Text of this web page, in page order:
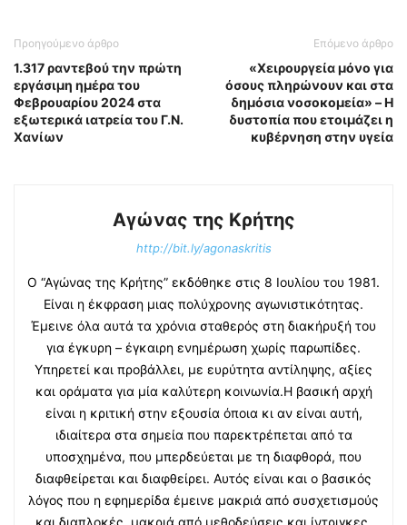
Προηγούμενο άρθρο
1.317 ραντεβού την πρώτη
εργάσιμη ημέρα του
Φεβρουαρίου 2024 στα
εξωτερικά ιατρεία του Γ.Ν.
Χανίων
Επόμενο άρθρο
«Χειρουργεία μόνο για
όσους πληρώνουν και στα
δημόσια νοσοκομεία» – H
δυστοπία που ετοιμάζει η
κυβέρνηση στην υγεία
Αγώνας της Κρήτης
http://bit.ly/agonaskritis
Ο “Αγώνας της Κρήτης” εκδόθηκε στις 8 Ιουλίου του 1981.
Είναι η έκφραση μιας πολύχρονης αγωνιστικότητας.
Έμεινε όλα αυτά τα χρόνια σταθερός στη διακήρυξή του
για έγκυρη – έγκαιρη ενημέρωση χωρίς παρωπίδες.
Υπηρετεί και προβάλλει, με ευρύτητα αντίληψης, αξίες
και οράματα για μία καλύτερη κοινωνία.Η βασική αρχή
είναι η κριτική στην εξουσία όποια κι αν είναι αυτή,
ιδιαίτερα στα σημεία που παρεκτρέπεται από τα
υποσχημένα, που μπερδεύεται με τη διαφθορά, που
διαφθείρεται και διαφθείρει. Αυτός είναι και ο βασικός
λόγος που η εφημερίδα έμεινε μακριά από συσχετισμούς
και διαπλοκές, μακριά από μεθοδεύσεις και ίντριγκες.